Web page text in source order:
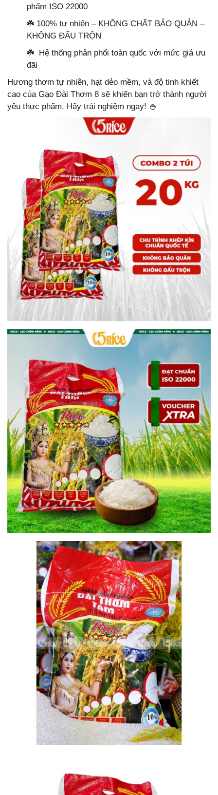
phẩm ISO 22000
☘️ 100% tự nhiên – KHÔNG CHẤT BẢO QUẢN –
KHÔNG ĐẤU TRỘN
☘️ Hệ thống phân phối toàn quốc với mức giá ưu
đãi
Hương thơm tự nhiên, hạt dẻo mềm, và độ tinh khiết
cao của Gạo Đài Thơm 8 sẽ khiến bạn trở thành người
yêu thực phẩm. Hãy trải nghiệm ngay! 🍚